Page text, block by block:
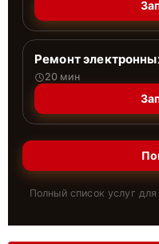
Ремонт
20 мин
Полный список услуг для